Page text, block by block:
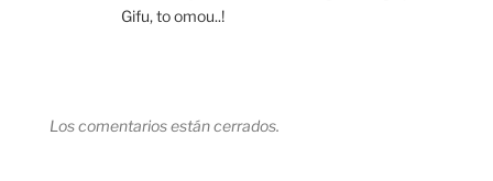
Gifu, to omou..!
Los comentarios están cerrados.